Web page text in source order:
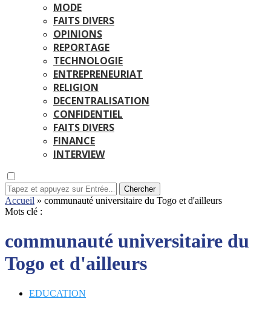
MODE
FAITS DIVERS
OPINIONS
REPORTAGE
TECHNOLOGIE
ENTREPRENEURIAT
RELIGION
DECENTRALISATION
CONFIDENTIEL
FAITS DIVERS
FINANCE
INTERVIEW
Chercher
Accueil » communauté universitaire du Togo et d'ailleurs
Mots clé :
communauté universitaire du
Togo et d'ailleurs
EDUCATION